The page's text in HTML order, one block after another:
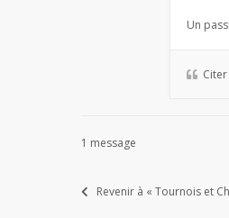
Un
Citer
1 message
Revenir à « Tournois et